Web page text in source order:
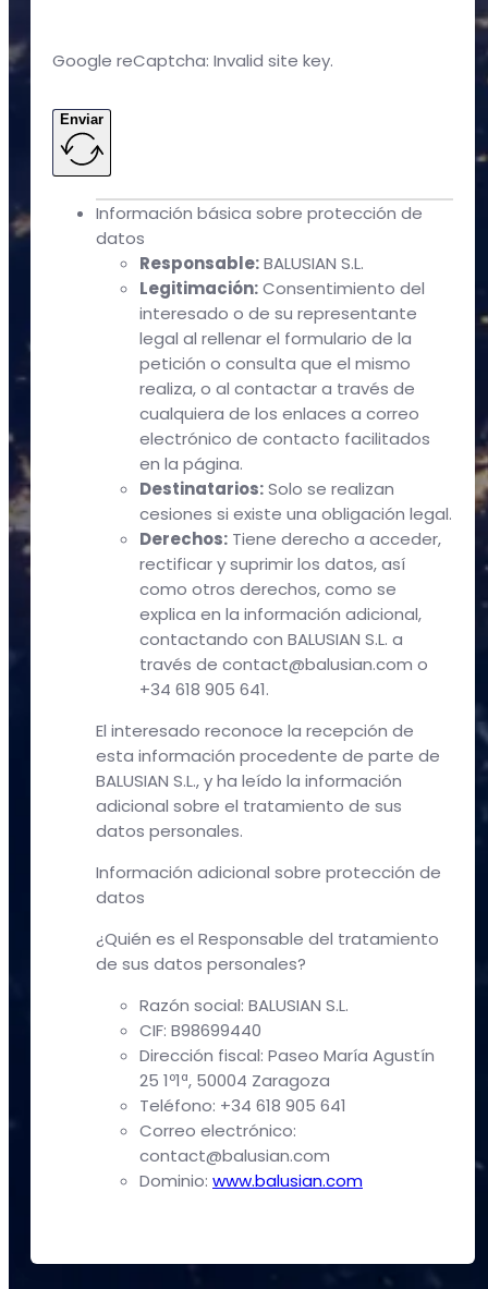
Google reCaptcha: Invalid site key.
Enviar
Información básica sobre protección de
datos
Responsable:BALUSIAN S.L.
Legitimación:Consentimiento del
interesado o de su representante
legal al rellenar el formulario de la
petición o consulta que el mismo
realiza, o al contactar a través de
cualquiera de los enlaces a correo
electrónico de contacto facilitados
en la página.
Destinatarios:Solo se realizan
cesiones si existe una obligación legal.
Derechos: Tiene derecho a acceder,
rectificar y suprimir los datos, así
como otros derechos, como se
explica en la información adicional,
contactando con BALUSIAN S.L. a
través de contact@balusian.com o
+34 618 905 641.
El interesado reconoce la recepción de
esta información procedente de parte de
BALUSIAN S.L., y ha leído la información
adicional sobre el tratamiento de sus
datos personales.
Información adicional sobre protección de
datos
¿Quién es el Responsable del tratamiento
de sus datos personales?
Razón social: BALUSIAN S.L.
CIF: B98699440
Dirección fiscal: Paseo María Agustín
25 1º1ª, 50004 Zaragoza
Teléfono: +34 618 905 641
Correo electrónico:
contact@balusian.com
Dominio: www.balusian.com